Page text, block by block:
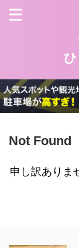
Not Found
申し訳ありま